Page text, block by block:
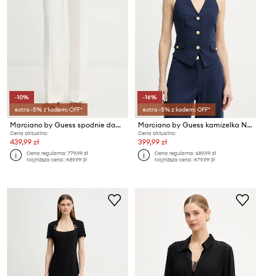
-10%
extra -5% z kodem: OFF*
Marciano by Guess spodnie damskie z wiskozy GRETHA
Cena aktualna:
439,99 zł
Cena regularna:779,99 zł
Najniższa cena:489,99 zł
-16%
extra -5% z kodem: OFF*
Marciano by Guess kamizelka NICLA
Cena aktualna:
399,99 zł
Cena regularna:689,99 zł
Najniższa cena:479,99 zł